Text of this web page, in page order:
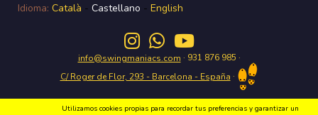
Idioma: Català - Castellano - English
info@swingmaniacs.com · 931 876 985 ·
C/ Roger de Flor, 293 - Barcelona - España ·
Utilizamos cookies propias para recordar tus preferencias y garantizar un